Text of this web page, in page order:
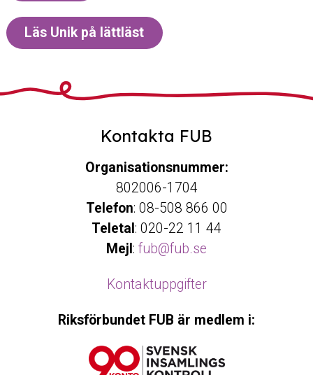
Läs Unik på lättläst
Kontakta FUB
Organisationsnummer:
802006-1704
Telefon: 08-508 866 00
Teletal : 020-22 11 44
Mejl : fub@fub.se
Kontaktuppgifter
Riksförbundet FUB är medlem i: